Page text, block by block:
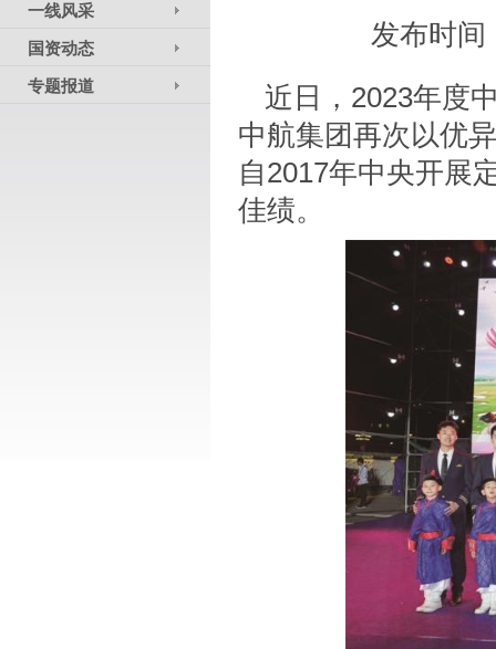
一线风采
国资动态
专题报道
发布时间
近日，2023年度
中航集团再次以优
自2017年中央开展
佳绩。